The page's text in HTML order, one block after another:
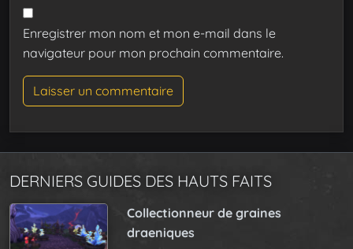
Enregistrer mon nom et mon e-mail dans le
navigateur pour mon prochain commentaire.
DERNIERS GUIDES DES HAUTS FAITS
Collectionneur de graines
draeniques